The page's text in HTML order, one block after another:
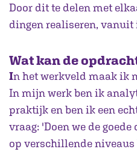
Door dit te delen met
dingen realiseren,
Wat kan de
In het werkveld maak ik
In mijn werk ben ik
praktijk en ben ik een
vraag: 'Doen we de
op verschillende niveaus